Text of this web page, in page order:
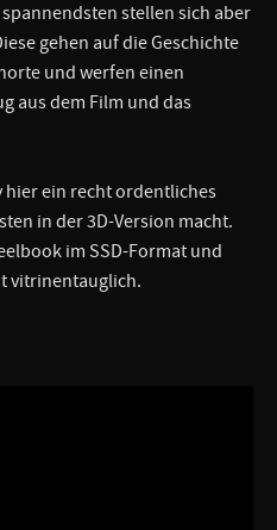
stellen sich aber
gehen auf die Geschichte
und werfen einen
aus dem Film und das
hier ein recht ordentliches
in der 3D-Version macht.
im SSD-Format und
vitrinentauglich.